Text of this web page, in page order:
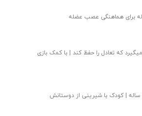
برای هماهنگی عصب عضله
که تعادل را حفظ کند | با کمک بازی
تقویت همدلی کودکان ۳ ساله | کودک با شیرینی از دوستانش